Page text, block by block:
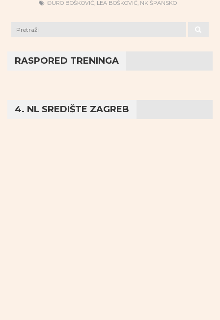
ĐURO BOŠKOVIĆ, LEA BOŠKOVIĆ, NK ŠPANSKO
RASPORED TRENINGA
4. NL SREDIŠTE ZAGREB